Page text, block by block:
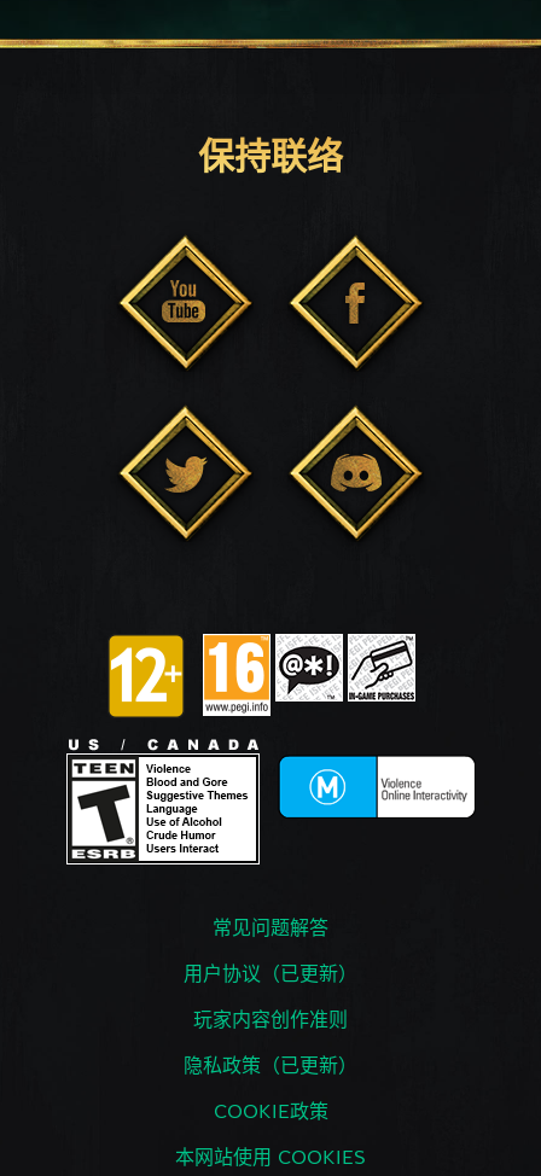
保持联络
常见问题解答
用户协议（已更新）
玩家内容创作准则
隐私政策（已更新）
COOKIE政策
本网站使用 COOKIES